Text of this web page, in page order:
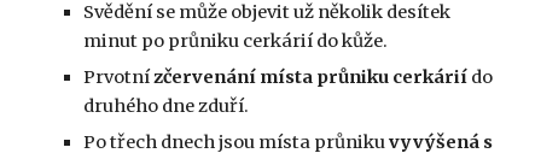
Svědění se může objevit už několik desítek
minut po průniku cerkárií do kůže.
Prvotnízčervenání místa průniku cerkárií do
druhého dne zduří.
Po třech dnech jsou místa průnikuvyvýšená s